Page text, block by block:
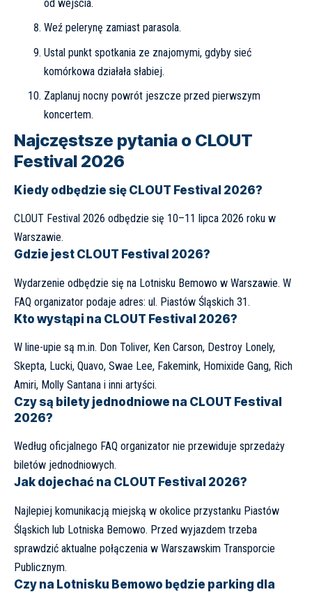
od wejścia.
Weź pelerynę zamiast parasola.
Ustal punkt spotkania ze znajomymi, gdyby sieć
komórkowa działała słabiej.
Zaplanuj nocny powrót jeszcze przed pierwszym
koncertem.
Najczęstsze pytania o CLOUT
Festival 2026
Kiedy odbędzie się CLOUT Festival 2026?
CLOUT Festival 2026 odbędzie się 10–11 lipca 2026 roku w
Warszawie.
Gdzie jest CLOUT Festival 2026?
Wydarzenie odbędzie się na Lotnisku Bemowo w Warszawie. W
FAQ organizator podaje adres: ul. Piastów Śląskich 31.
Kto wystąpi na CLOUT Festival 2026?
W line-upie są m.in. Don Toliver, Ken Carson, Destroy Lonely,
Skepta, Lucki, Quavo, Swae Lee, Fakemink, Homixide Gang, Rich
Amiri, Molly Santana i inni artyści.
Czy są bilety jednodniowe na CLOUT Festival
2026?
Według oficjalnego FAQ organizator nie przewiduje sprzedaży
biletów jednodniowych.
Jak dojechać na CLOUT Festival 2026?
Najlepiej komunikacją miejską w okolice przystanku Piastów
Śląskich lub Lotniska Bemowo. Przed wyjazdem trzeba
sprawdzić aktualne połączenia w Warszawskim Transporcie
Publicznym.
Czy na Lotnisku Bemowo będzie parking dla